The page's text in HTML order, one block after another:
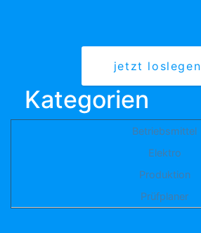
jetzt loslegen
Kategorien
Betriebsmittel
Elektro
Produktion
Prüfplaner